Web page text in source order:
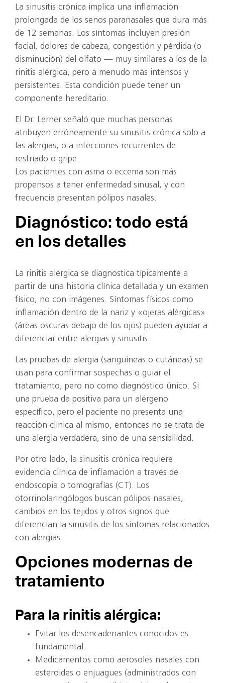
La sinusitis crónica implica una inflamación
prolongada de los senos paranasales que dura más
de 12 semanas. Los síntomas incluyen presión
facial, dolores de cabeza, congestión y pérdida (o
disminución) del olfato — muy similares a los de la
rinitis alérgica, pero a menudo más intensos y
persistentes. Esta condición puede tener un
componente hereditario.
El Dr. Lerner señaló que muchas personas
atribuyen erróneamente su sinusitis crónica solo a
las alergias, o a infecciones recurrentes de
resfriado o gripe.
Los pacientes con asma o eccema son más
propensos a tener enfermedad sinusal, y con
frecuencia presentan pólipos nasales.
Diagnóstico: todo está
en los detalles
La rinitis alérgica se diagnostica típicamente a
partir de una historia clínica detallada y un examen
físico, no con imágenes. Síntomas físicos como
inflamación dentro de la nariz y «ojeras alérgicas»
(áreas oscuras debajo de los ojos) pueden ayudar a
diferenciar entre alergias y sinusitis.
Las pruebas de alergia (sanguíneas o cutáneas) se
usan para confirmar sospechas o guiar el
tratamiento, pero no como diagnóstico único. Si
una prueba da positiva para un alérgeno
específico, pero el paciente no presenta una
reacción clínica al mismo, entonces no se trata de
una alergia verdadera, sino de una sensibilidad.
Por otro lado, la sinusitis crónica requiere
evidencia clínica de inflamación a través de
endoscopia o tomografías (CT). Los
otorrinolaringólogos buscan pólipos nasales,
cambios en los tejidos y otros signos que
diferencian la sinusitis de los síntomas relacionados
con alergias.
Opciones modernas de
tratamiento
Para la rinitis alérgica:
Evitar los desencadenantes conocidos es
fundamental.
Medicamentos como aerosoles nasales con
esteroides o enjuagues (administrados con